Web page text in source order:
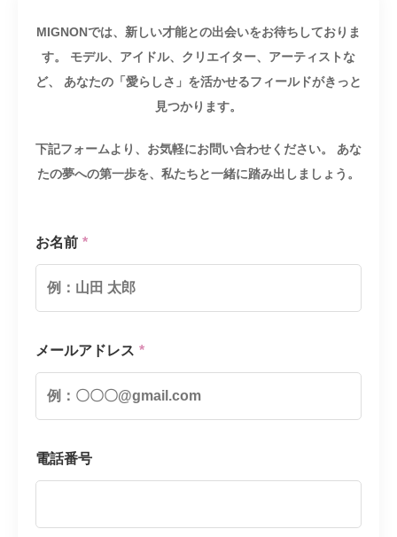
MIGNONでは、新しい才能との出会いをお待ちしておりま
す。
モデル、アイドル、クリエイター、アーティストな
ど、
あなたの「愛らしさ」を活かせるフィールドがきっと
見つかります。
下記フォームより、お気軽にお問い合わせください。
あな
たの夢への第一歩を、私たちと一緒に踏み出しましょう。
お名前 *
メールアドレス *
電話番号